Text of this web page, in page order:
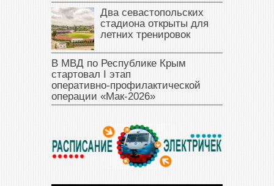
Два севастопольских
стадиона открыты для
летних тренировок
В МВД по Республике Крым
стартовал I этап
оперативно‑профилактической
операции «Мак‑2026»